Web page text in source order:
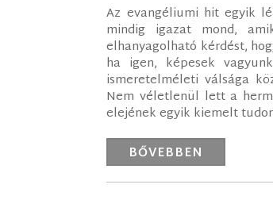
Az evangéliumi hit egyik
mindig igazat mond,
elhanyagolható kérdést,
ha igen, képesek
ismeretelméleti válsága
Nem véletlenül lett a
elejének egyik kiemelt
BŐVEBBEN